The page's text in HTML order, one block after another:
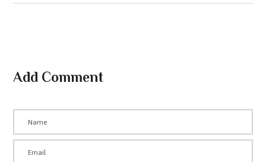
Add Comment